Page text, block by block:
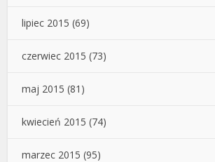
lipiec 2015 (69)
czerwiec 2015 (73)
maj 2015 (81)
kwiecień 2015 (74)
marzec 2015 (95)